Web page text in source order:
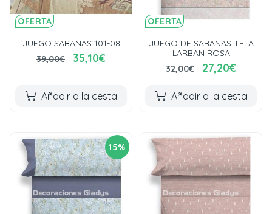
OFERTA
JUEGO SABANAS 101-08
39,00€
35,10€
Añadir a la cesta
OFERTA
JUEGO DE SABANAS TELA
LARBAN ROSA
32,00€
27,20€
Añadir a la cesta
15%